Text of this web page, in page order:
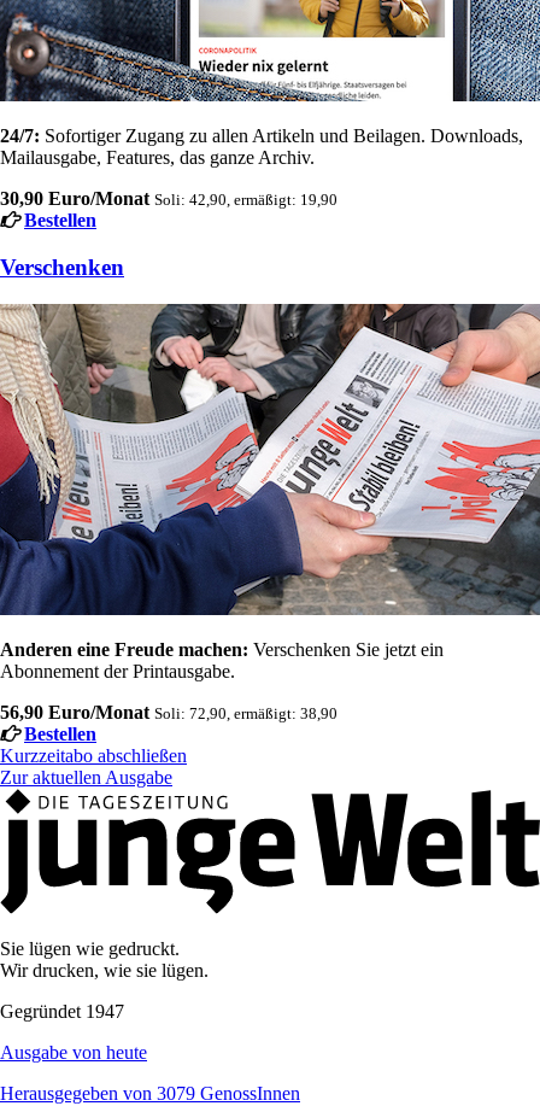
24/7: Sofortiger Zugang zu allen Artikeln und Beilagen. Downloads,
Mailausgabe, Features, das ganze Archiv.
30,90 Euro/Monat Soli: 42,90, ermäßigt: 19,90
Bestellen
Verschenken
Anderen eine Freude machen: Verschenken Sie jetzt ein
Abonnement der Printausgabe.
56,90 Euro/Monat Soli: 72,90, ermäßigt: 38,90
Bestellen
Kurzzeitabo abschließen
Zur aktuellen Ausgabe
Sie lügen wie gedruckt.
Wir drucken, wie sie lügen.
Gegründet 1947
Ausgabe von heute
Herausgegeben von 3079 GenossInnen